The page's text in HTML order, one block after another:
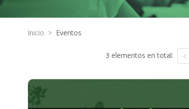
Inicio > Eventos
3 elementos en total: